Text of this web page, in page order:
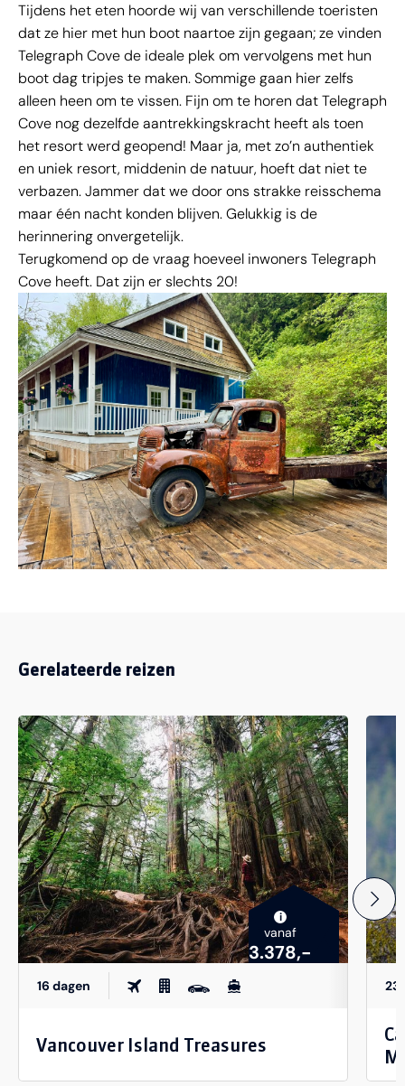
Tijdens het eten hoorde wij van verschillende toeristen
dat ze hier met hun boot naartoe zijn gegaan; ze vinden
Telegraph Cove de ideale plek om vervolgens met hun
boot dag tripjes te maken. Sommige gaan hier zelfs
alleen heen om te vissen. Fijn om te horen dat Telegraph
Cove nog dezelfde aantrekkingskracht heeft als toen
het resort werd geopend! Maar ja, met zo’n authentiek
en uniek resort, middenin de natuur, hoeft dat niet te
verbazen. Jammer dat we door ons strakke reisschema
maar één nacht konden blijven. Gelukkig is de
herinnering onvergetelijk.
Terugkomend op de vraag hoeveel inwoners Telegraph
Cove heeft. Dat zijn er slechts 20!
Gerelateerde reizen
i
vanaf
3.378,-
16 dagen
Vancouver Island Treasures
23